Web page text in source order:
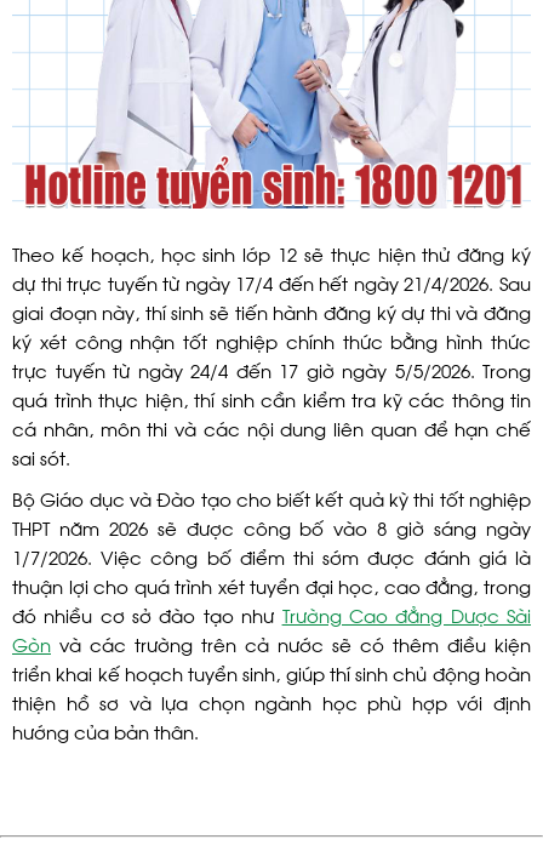
Theo kế hoạch, học sinh lớp 12 sẽ thực hiện thử đăng ký
dự thi trực tuyến từ ngày 17/4 đến hết ngày 21/4/2026. Sau
giai đoạn này, thí sinh sẽ tiến hành đăng ký dự thi và đăng
ký xét công nhận tốt nghiệp chính thức bằng hình thức
trực tuyến từ ngày 24/4 đến 17 giờ ngày 5/5/2026. Trong
quá trình thực hiện, thí sinh cần kiểm tra kỹ các thông tin
cá nhân, môn thi và các nội dung liên quan để hạn chế
sai sót.
Bộ Giáo dục và Đào tạo cho biết kết quả kỳ thi tốt nghiệp
THPT năm 2026 sẽ được công bố vào 8 giờ sáng ngày
1/7/2026. Việc công bố điểm thi sớm được đánh giá là
thuận lợi cho quá trình xét tuyển đại học, cao đẳng, trong
đó nhiều cơ sở đào tạo như Trường Cao đẳng Dược Sài
Gòn và các trường trên cả nước sẽ có thêm điều kiện
triển khai kế hoạch tuyển sinh, giúp thí sinh chủ động hoàn
thiện hồ sơ và lựa chọn ngành học phù hợp với định
hướng của bản thân.